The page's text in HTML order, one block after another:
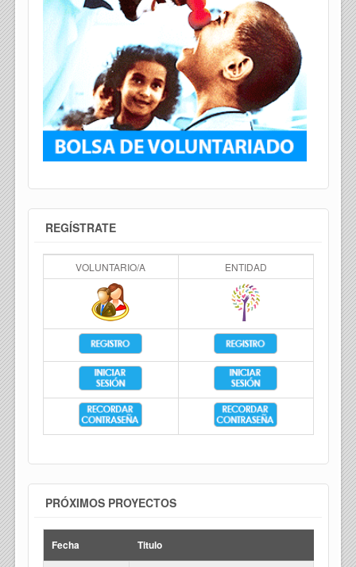
REGÍSTRATE
VOLUNTARIO/A ENTIDAD
PRÓXIMOS PROYECTOS
Fecha Titulo